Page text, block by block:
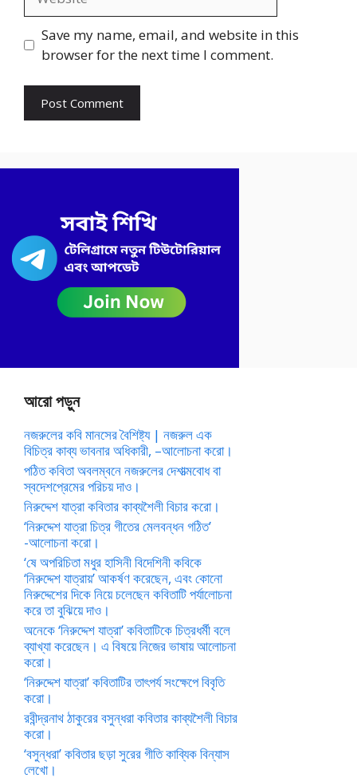
Save my name, email, and website in this
browser for the next time I comment.
আরো পড়ুন
নজরুলের কবি মানসের বৈশিষ্ট্য | নজরুল এক
বিচিত্র কাব্য ভাবনার অধিকারী, –আলোচনা করো।
পঠিত কবিতা অবলম্বনে নজরুলের দেশাত্মবোধ বা
স্বদেশপ্রেমের পরিচয় দাও।
নিরুদ্দেশ যাত্রা কবিতার কাব্যশৈলী বিচার করো।
‘নিরুদ্দেশ যাত্রা চিত্র গীতের মেলবন্ধন গঠিত’
-আলোচনা করো।
‘ষে অপরিচিতা মধুর হাসিনী বিদেশিনী কবিকে
‘নিরুদ্দেশ যাত্রায়’ আকর্ষণ করেছেন, এবং কোনো
নিরুদ্দেশের দিকে নিয়ে চলেছেন কবিতাটি পর্যালোচনা
করে তা বুঝিয়ে দাও।
অনেকে ‘নিরুদ্দেশ যাত্রা’ কবিতাটিকে চিত্রধর্মী বলে
ব্যাখ্যা করেছেন। এ বিষয়ে নিজের ভাষায় আলোচনা
করো।
‘নিরুদ্দেশ যাত্রা’ কবিতাটির তাৎপর্য সংক্ষেপে বিবৃতি
করো।
রবীন্দ্রনাথ ঠাকুরের বসুন্ধরা কবিতার কাব্যশৈলী বিচার
করো।
‘বসুন্ধরা’ কবিতার ছড়া সুরের গীতি কাব্যিক বিন্যাস
লেখো।